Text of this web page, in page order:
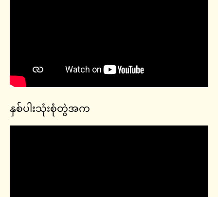
နှစ်ပါးသုံးစုံတွဲအက